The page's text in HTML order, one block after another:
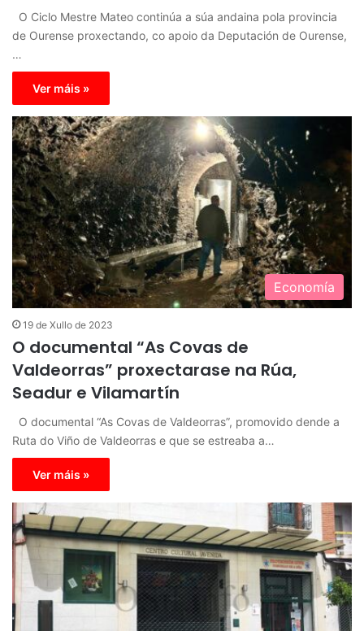
O Ciclo Mestre Mateo continúa a súa andaina pola provincia
de Ourense proxectando, co apoio da Deputación de Ourense,
…
Ver máis »
Economía
19 de Xullo de 2023
O documental “As Covas de
Valdeorras” proxectarase na Rúa,
Seadur e Vilamartín
O documental “As Covas de Valdeorras”, promovido dende a
Ruta do Viño de Valdeorras e que se estreaba a…
Ver máis »